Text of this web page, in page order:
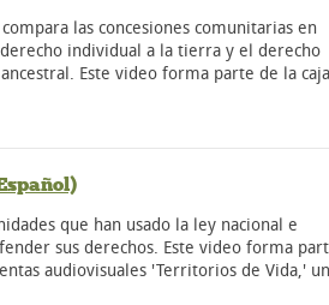
las concesiones comunitarias en
individual a la tierra y el derecho
Este video forma parte de la caja
que han usado la ley nacional e
sus derechos. Este video forma
audiovisuales 'Territorios de Vida,'